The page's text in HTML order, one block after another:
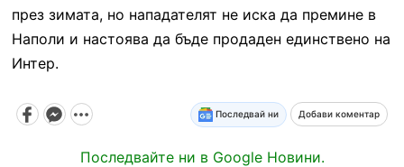
през зимата, но нападателят не иска да премине в
Наполи и настоява да бъде продаден единствено на
Интер.
Последвай ни Добави коментар
Последвайте ни в Google Новини.